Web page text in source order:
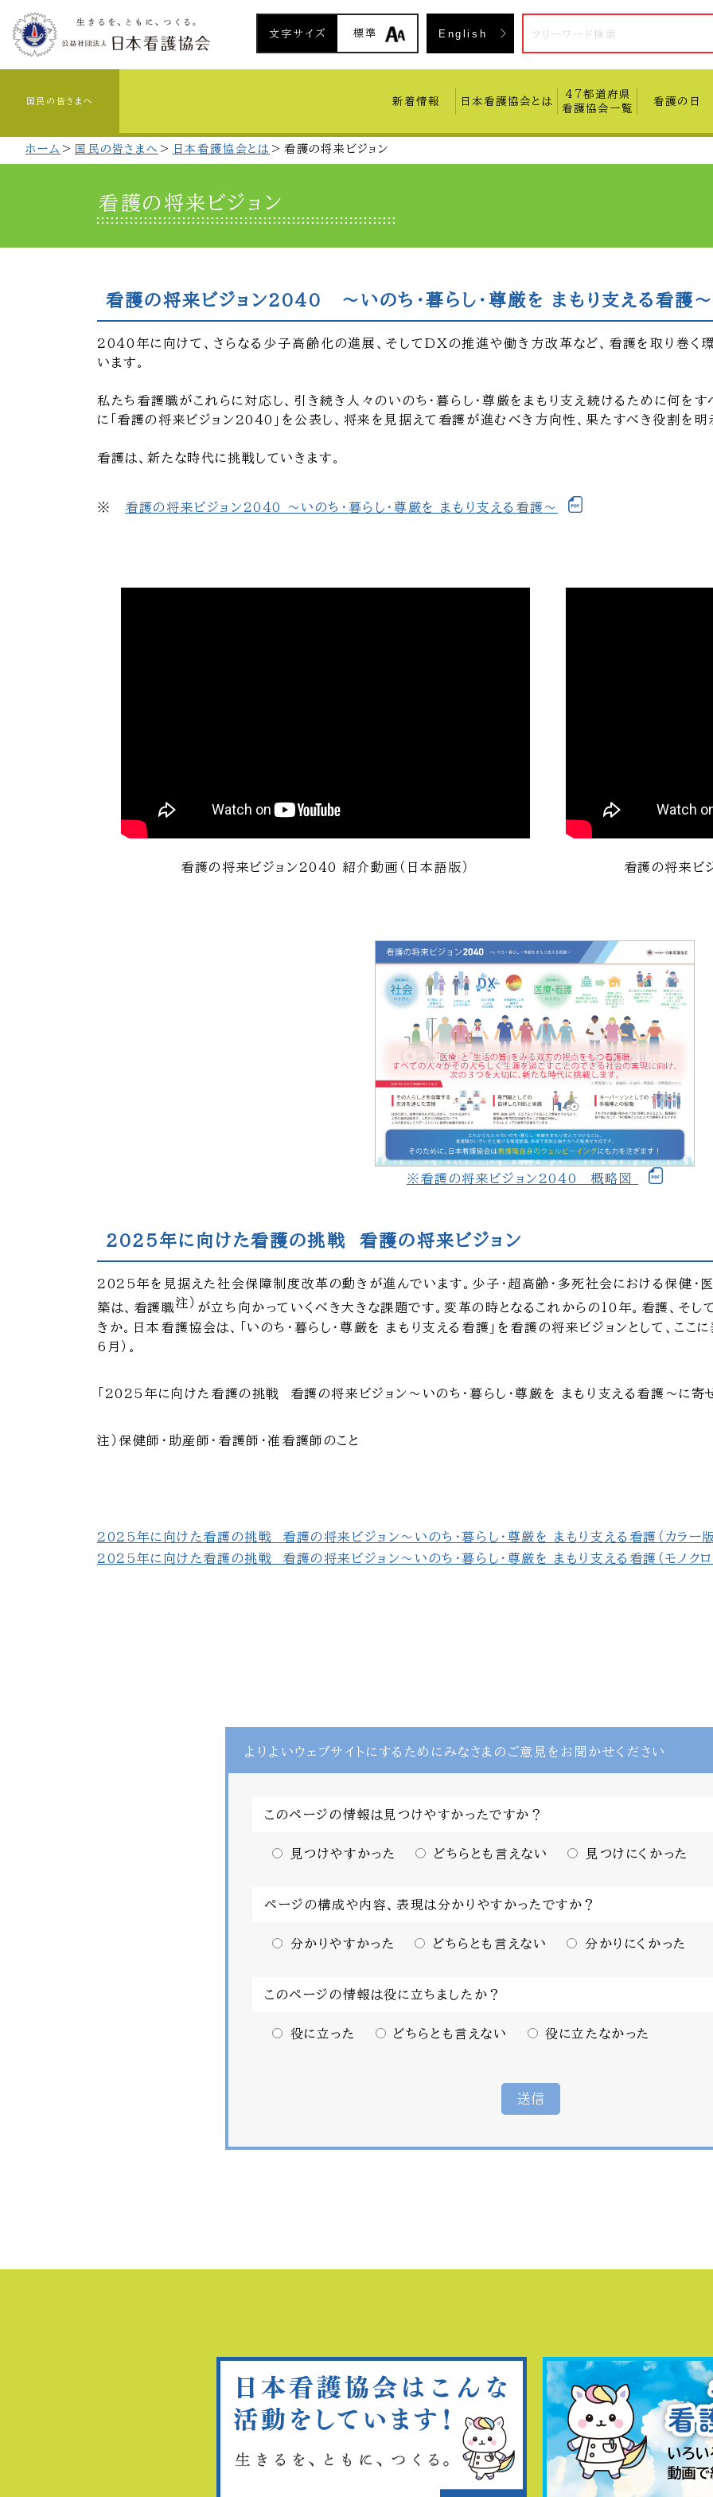
文字サイズ 標準 English
国民の皆さまへ 新着情報 日本看護協会とは
47都道府県
看護協会一覧
看護の日
ホーム 国民の皆さまへ 日本看護協会とは 看護の将来ビジョン
看護の将来ビジョン
看護の将来ビジョン2040 ～いのち・暮らし・尊厳を まもり支える看護～
2040年に向けて、さらなる少子高齢化の進展、そしてDXの推進や働き方改革など、看護を取り巻く
います。
私たち看護職がこれらに対応し、引き続き人々のいのち・暮らし・尊厳をまもり支え続けるために何を
に「看護の将来ビジョン2040」を公表し、将来を見据えて看護が進むべき方向性、果たすべき役割を明
看護は、新たな時代に挑戦していきます。
※ 看護の将来ビジョン2040 ～いのち・暮らし・尊厳を まもり支える看護～
看護の将来ビジョン2040 紹介動画（日本語版） 看護の将来ビ
※看護の将来ビジョン2040 概略図
2025年に向けた看護の挑戦 看護の将来ビジョン
2025年を見据えた社会保障制度改革の動きが進んでいます。少子・超高齢・多死社会における保健・
築は、看護職注） が立ち向かっていくべき大きな課題です。変革の時となるこれからの10年。看護、そし
きか。日本看護協会は、「いのち・暮らし・尊厳を まもり支える看護」を看護の将来ビジョンとして、ここ
6月）。
「2025年に向けた看護の挑戦 看護の将来ビジョン〜いのち・暮らし・尊厳を まもり支える看護〜に寄
注）保健師・助産師・看護師・准看護師のこと
2025年に向けた看護の挑戦 看護の将来ビジョン〜いのち・暮らし・尊厳を まもり支える看護（カラー版
2025年に向けた看護の挑戦 看護の将来ビジョン〜いのち・暮らし・尊厳を まもり支える看護（モノクロ
よりよいウェブサイトにするために みなさまのご意見をお聞かせください
このページの情報は見つけやすかったですか？
見つけやすかった どちらとも言えない 見つけにくかった
ページの構成や内容、表現は分かりやすかったですか？
分かりやすかった どちらとも言えない 分かりにくかった
このページの情報は役に立ちましたか？
役に立った どちらとも言えない 役に立たなかった